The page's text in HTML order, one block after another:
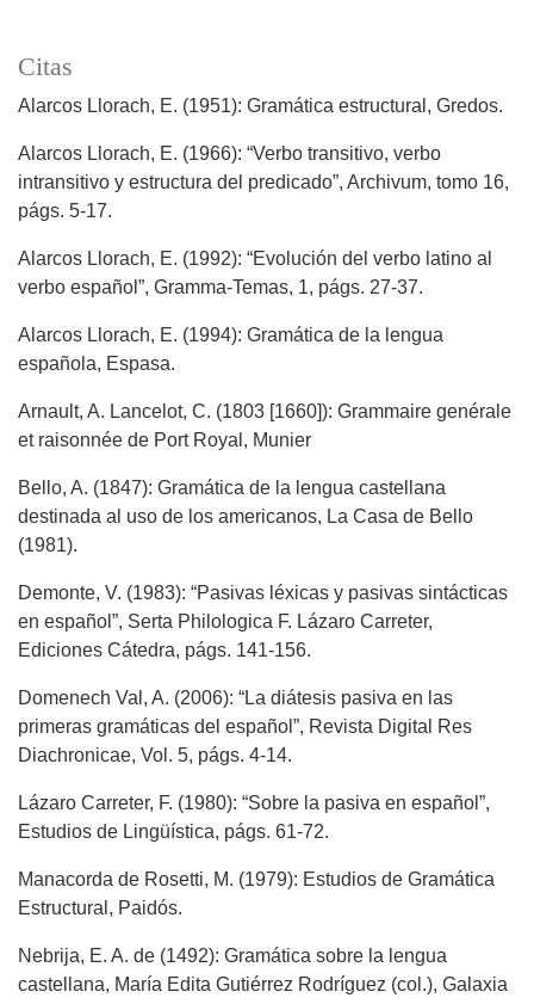
Citas
Alarcos Llorach, E. (1951): Gramática estructural, Gredos.
Alarcos Llorach, E. (1966): “Verbo transitivo, verbo
intransitivo y estructura del predicado”, Archivum, tomo 16,
págs. 5-17.
Alarcos Llorach, E. (1992): “Evolución del verbo latino al
verbo español”, Gramma-Temas, 1, págs. 27-37.
Alarcos Llorach, E. (1994): Gramática de la lengua
española, Espasa.
Arnault, A. Lancelot, C. (1803 [1660]): Grammaire genérale
et raisonnée de Port Royal, Munier
Bello, A. (1847): Gramática de la lengua castellana
destinada al uso de los americanos, La Casa de Bello
(1981).
Demonte, V. (1983): “Pasivas léxicas y pasivas sintácticas
en español”, Serta Philologica F. Lázaro Carreter,
Ediciones Cátedra, págs. 141-156.
Domenech Val, A. (2006): “La diátesis pasiva en las
primeras gramáticas del español”, Revista Digital Res
Diachronicae, Vol. 5, págs. 4-14.
Lázaro Carreter, F. (1980): “Sobre la pasiva en español”,
Estudios de Lingüística, págs. 61-72.
Manacorda de Rosetti, M. (1979): Estudios de Gramática
Estructural, Paidós.
Nebrija, E. A. de (1492): Gramática sobre la lengua
castellana, María Edita Gutiérrez Rodríguez (col.), Galaxia